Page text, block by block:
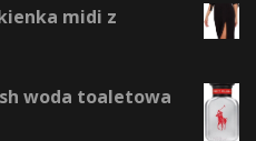
midi z
woda toaletowa